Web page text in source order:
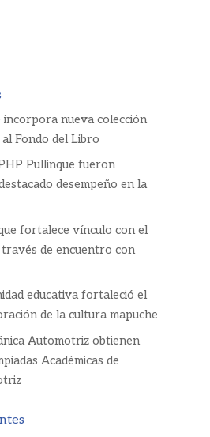
incorpora nueva colección
Fondo del Libro
Pullinque fueron
desempeño en la
fortalece vínculo con el
de encuentro con
educativa fortaleció el
de la cultura mapuche
Automotriz obtienen
Académicas de